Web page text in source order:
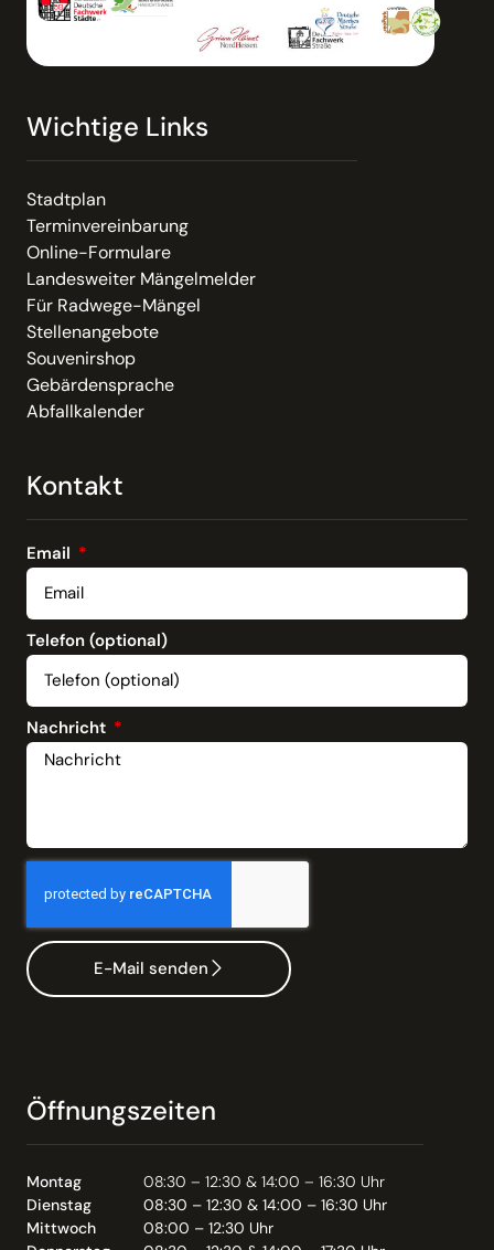
Wichtige Links
Stadtplan
Terminvereinbarung
Online-Formulare
Landesweiter Mängelmelder
Für Radwege-Mängel
Stellenangebote
Souvenirshop
Gebärdensprache
Abfallkalender
Kontakt
Email
Telefon (optional)
Nachricht
E-Mail senden
Öffnungszeiten
Montag
08:30 – 12:30 & 14:00 – 16:30 Uhr
Dienstag
08:30 – 12:30 & 14:00 – 16:30 Uhr
Mittwoch
08:00 – 12:30 Uhr